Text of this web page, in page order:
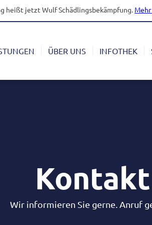
heißt jetzt Wulf Schädlingsbekämpfung.
ÜBER UNS INFOTHEK
Kontakt
Wir infor­mieren Sie gerne. Anruf